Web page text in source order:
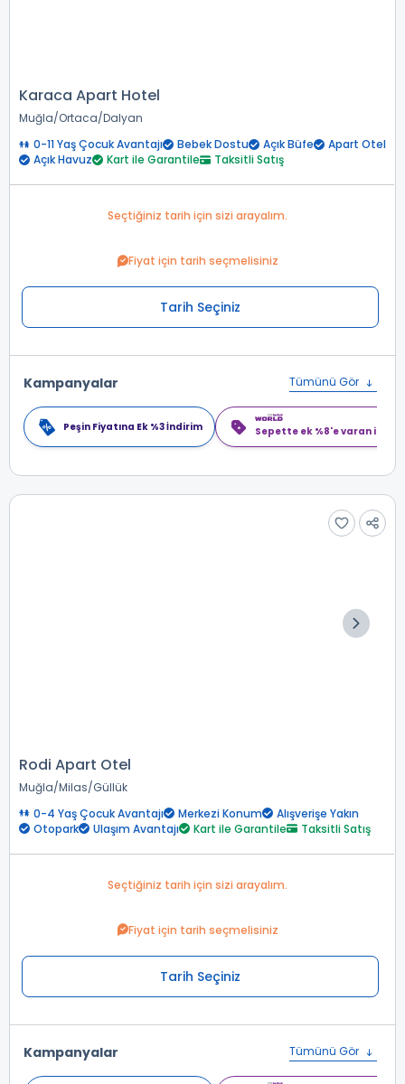
Karaca Apart Hotel
Muğla Ortaca Dalyan
0-11 Yaş Çocuk Avantajı
Bebek Dostu Açık Büfe
Apart Otel
Açık Havuz
Kart ile Garantile Taksitli Satış
Seçtiğiniz tarih için sizi arayalım.
Fiyat için tarih seçmelisiniz
Tarih Seçiniz
Kampanyalar Tümünü Gör
Peşin Fiyatına Ek %3 İndirim Sepette ek %8'e varan
Rodi Apart Otel
Muğla Milas Güllük
0-4 Yaş Çocuk Avantajı
Merkezi Konum
Alışverişe Yakın
Otopark
Ulaşım Avantajı Kart ile Garantile Taksitli Satış
Seçtiğiniz tarih için sizi arayalım.
Fiyat için tarih seçmelisiniz
Tarih Seçiniz
Kampanyalar Tümünü Gör